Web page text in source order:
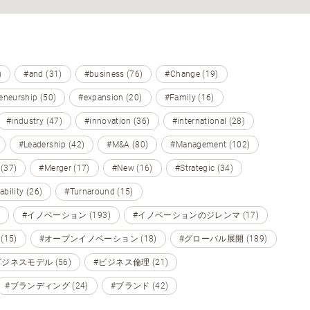
#and (31) #business (76) #Change (19)
(50) #expansion (20) #Family (16)
#industry (47) #innovation (36) #international (28)
#Leadership (42) #M&A (80) #Management (102)
#Merger (17) #New (16) #Strategic (34)
(26) #Turnaround (15)
#イノベーション (193) #イノベーションのジレンマ (17)
#オープンイノベーション (18) #グローバル展開 (189)
ネスモデル (56) #ビジネス倫理 (21)
#ブランディング (24) #ブランド (42)